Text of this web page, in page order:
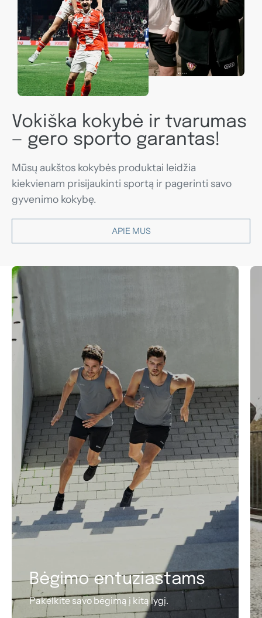
Vokiška kokybė ir tvarumas
— gero sporto garantas!
Mūsų aukštos kokybės produktai leidžia
kiekvienam prisijaukinti sportą ir pagerinti savo
gyvenimo kokybę.
APIE MUS
Bėgimo entuziastams
Pakelkite savo bėgimą į kitą lygį.